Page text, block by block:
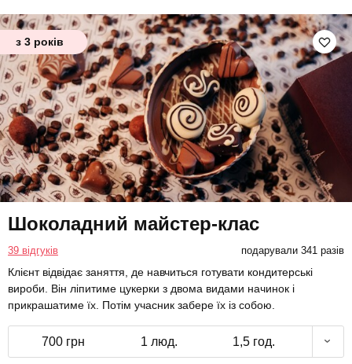
з 3 років
Шоколадний майстер-клас
39 відгуків подарували 341 разів
Клієнт відвідає заняття, де навчиться готувати кондитерські
вироби. Він ліпитиме цукерки з двома видами начинок і
прикрашатиме їх. Потім учасник забере їх із собою.
700 грн 1 люд. 1,5 год.